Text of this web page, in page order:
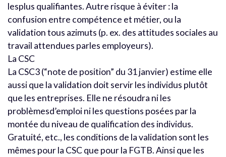
lesplus qualifiantes. Autre risque à éviter : la
confusion entre compétence et métier, ou la
validation tous azimuts (p. ex. des attitudes sociales au
travail attendues parles employeurs).
La CSC
La CSC3 (“note de position” du 31 janvier) estime elle
aussi que la validation doit servir les individus plutôt
que les entreprises. Elle ne résoudra ni les
problèmesd’emploi ni les questions posées par la
montée du niveau de qualification des individus.
Gratuité, etc., les conditions de la validation sont les
mêmes pour la CSC que pour la FGTB. Ainsi que les